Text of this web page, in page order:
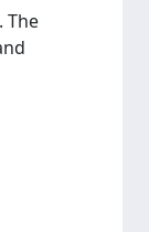
The